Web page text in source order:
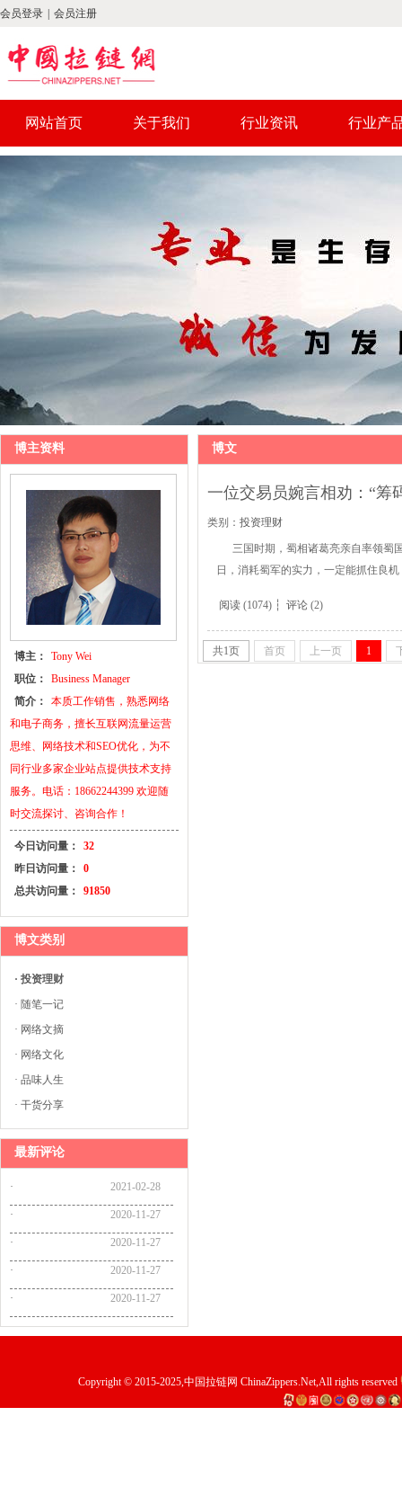
会员登录 会员注册
网站首页 关于我们 行业资讯 行业产
博主资料
博主：
Tony Wei
职位：
Business Manager
简介：
本质工作销售，熟悉网络
和电子商务，擅长互联网流量运营
思维、网络技术和SEO优化，为不
同行业多家企业站点提供技术支持
服务。电话：18662244399 欢迎随
时交流探讨、咨询合作！
今日访问量：
32
昨日访问量：
0
总共访问量：
91850
博文类别
· 投资理财
· 随笔一记
· 网络文摘
· 网络文化
· 品味人生
· 干货分享
最新评论
· 2021-02-28
· 2020-11-27
· 2020-11-27
· 2020-11-27
· 2020-11-27
博文
一位交易员婉言相劝：“
类别： 投资理财
三国时期，蜀相诸葛亮亲自率领蜀
日，消耗蜀军的实力，一定能抓住良
阅读 (1074) ┆ 评论 (2)
共1页 首页 上一页 1
Copyright © 2015-2025,中国拉链网 ChinaZippers.Net,All rights reserved